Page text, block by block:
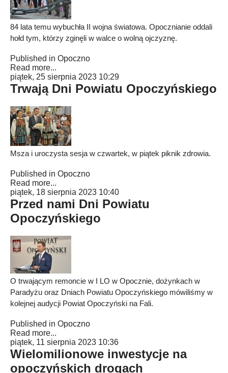
84 lata temu wybuchła II wojna światowa. Opocznianie oddali
hołd tym, którzy zginęli w walce o wolną ojczyznę.
Published in Opoczno
Read more...
piątek, 25 sierpnia 2023 10:29
Trwają Dni Powiatu Opoczyńskiego
Msza i uroczysta sesja w czwartek, w piątek piknik zdrowia.
Published in Opoczno
Read more...
piątek, 18 sierpnia 2023 10:40
Przed nami Dni Powiatu
Opoczyńskiego
O trwającym remoncie w I LO w Opocznie, dożynkach w
Paradyżu oraz Dniach Powiatu Opoczyńskiego mówiliśmy w
kolejnej audycji Powiat Opoczyński na Fali.
Published in Opoczno
Read more...
piątek, 11 sierpnia 2023 10:36
Wielomilionowe inwestycje na
opoczyńskich drogach